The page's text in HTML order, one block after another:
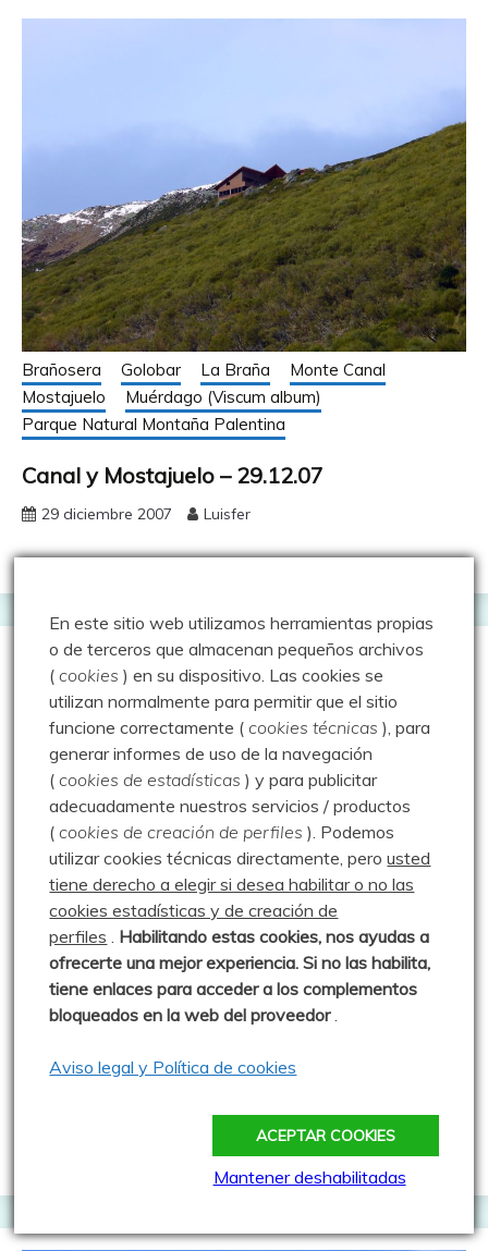
Brañosera Golobar La Braña
Monte Canal
Mostajuelo
Muérdago (Viscum album)
Parque Natural Montaña Palentina
Canal y Mostajuelo – 29.12.07
29 diciembre 2007 Luisfer
Arroyo de Canal Brañosera
Monte Canal
Parque Natural Montaña Palentina
Paseo por Canal – 04.03.07
Luisfer
En este sitio web utilizamos herramientas propias
o de terceros que almacenan pequeños archivos
(cookies ) en su dispositivo. Las cookies se
utilizan normalmente para permitir que el sitio
funcione correctamente (cookies técnicas ), para
generar informes de uso de la navegación
(cookies de estadísticas ) y para publicitar
adecuadamente nuestros servicios / productos
(cookies de creación de perfiles ). Podemos
utilizar cookies técnicas directamente, perousted
tiene derecho a elegir si desea habilitar o no las
cookies estadísticas y de creación de
perfiles . Habilitando estas cookies, nos ayudas a
ofrecerte una mejor experiencia. Si no las habilita,
tiene enlaces para acceder a los complementos
bloqueados en la web del proveedor.
Aviso legal y Política de cookies
ACEPTAR COOKIES
Mantener deshabilitadas